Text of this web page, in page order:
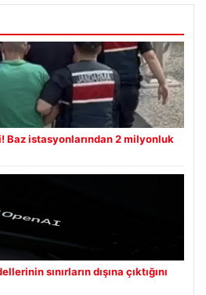
Baz istasyonlarından 2 milyonluk
sınırların dışına çıktığını